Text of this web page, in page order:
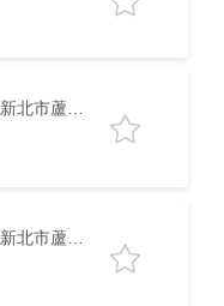
新北市蘆洲區
新北市蘆洲區